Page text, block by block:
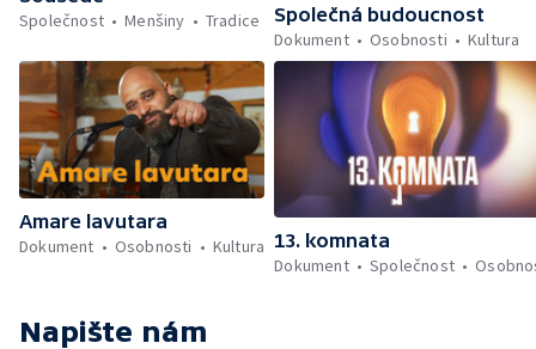
Společnost
Menšiny Tradice
Společná budoucnost
Dokument
Osobnosti Kultura
Amare lavutara
Dokument
Osobnosti Kultura 13. komnata
Dokument
Společnost
Napište nám